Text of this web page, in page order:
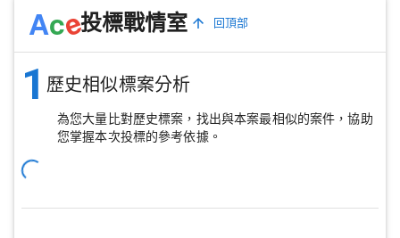
Ace投標戰情室 回頂部
1 歷史相似標案分析
為您大量比對歷史標案，找出與本案最相似的案件，協助
您掌握本次投標的參考依據。